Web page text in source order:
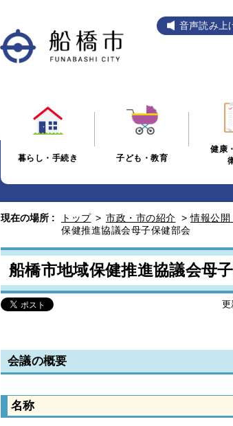
音声読み上
暮らし・手続き 子ども・教育
健康
現在の場所 : トップ > 市政・市の紹介 >情報公開
保健推進協議会母子保健部会
船橋市地域保健推進協議会母
更
会議の概要
名称